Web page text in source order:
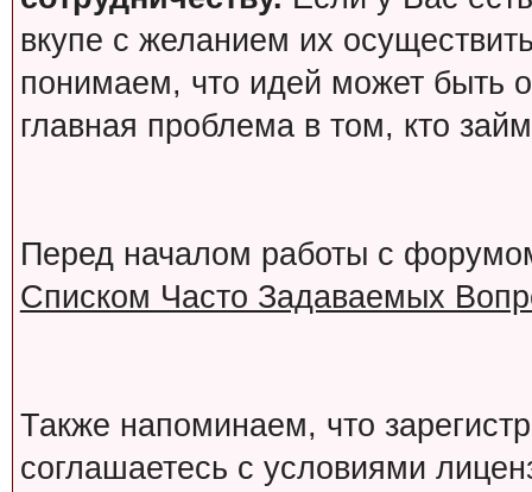
вкупе с желанием их
понимаем, что идей может быть
главная проблема в том, кто
Перед началом работы с
Списком Часто Задаваемых
Также напоминаем, что
соглашаетесь с условиями